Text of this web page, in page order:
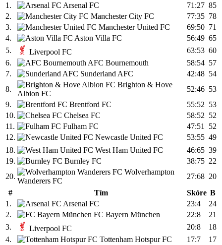
1.
Arsenal FC 71:27 85
2.
Manchester City FC 77:35 78
3.
Manchester United FC 69:50 71
4.
Aston Villa FC 56:49 65
5.
Liverpool FC 63:53 60
6.
AFC Bournemouth 58:54 57
7.
Sunderland AFC 42:48 54
8.
Brighton & Hove
Albion FC
52:46 53
9.
Brentford FC 55:52 53
10.
Chelsea FC 58:52 52
11.
Fulham FC 47:51
52
12.
Newcastle United FC 53:55 49
18.
West Ham United FC 46:65 39
19.
Burnley FC 38:75 22
20.
Wolverhampton
Wanderers FC
27:68 20
#
Tím Skóre B
1.
Arsenal FC 23:4
24
2.
FC Bayern München 22:8
21
3.
Liverpool FC 20:8
18
4.
Tottenham Hotspur FC 17:7
17